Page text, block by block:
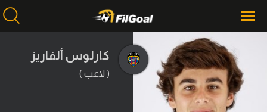
محتوى إخباري
الرئيسية
كارلوس ألفاريز
( لاعب )